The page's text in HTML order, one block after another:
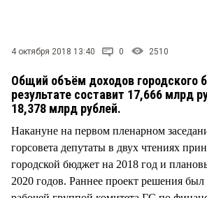
4 октября 2018 13:40 0 2510
Общий объём доходов городского
результате составит 17,666 млрд
18,378 млрд рублей.
Накануне на первом пленарном
горсовета депутаты в двух чтениях
городской бюджет на 2018 год и
2020 годов. Раннее проект решения был